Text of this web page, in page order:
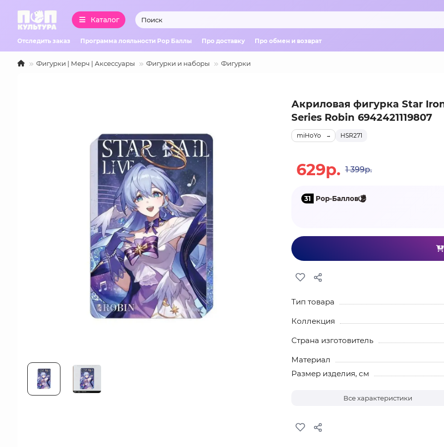
Каталог
Отследить заказ Программа лояльности Pop Баллы Про доставку Про обмен и возврат
Фигурки | Мерч | Аксессуары Фигурки и наборы Фигурки
Акриловая фигурка Star
Series Robin 6942421119807
HSR271
miHoYo
629р. 1 399р.
31 Pop-Баллов
Тип товара
Коллекция
Страна изготовитель
Материал
Размер изделия, см
Все характеристики